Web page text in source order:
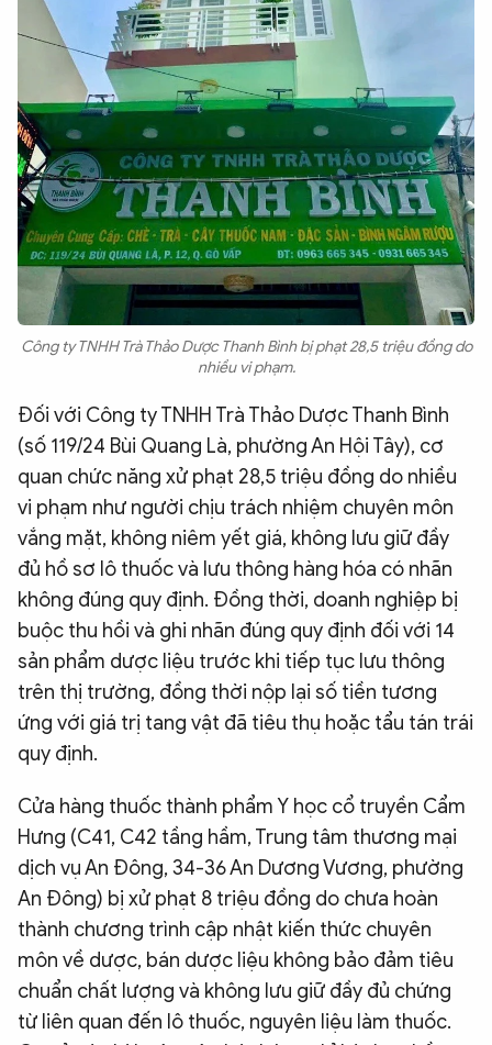
Công ty TNHH Trà Thảo Dược Thanh Bình bị phạt 28,5 triệu đồng do
nhiều vi phạm.
Đối với Công ty TNHH Trà Thảo Dược Thanh Bình
(số 119/24 Bùi Quang Là, phường An Hội Tây), cơ
quan chức năng xử phạt 28,5 triệu đồng do nhiều
vi phạm như người chịu trách nhiệm chuyên môn
vắng mặt, không niêm yết giá, không lưu giữ đầy
đủ hồ sơ lô thuốc và lưu thông hàng hóa có nhãn
không đúng quy định. Đồng thời, doanh nghiệp bị
buộc thu hồi và ghi nhãn đúng quy định đối với 14
sản phẩm dược liệu trước khi tiếp tục lưu thông
trên thị trường, đồng thời nộp lại số tiền tương
ứng với giá trị tang vật đã tiêu thụ hoặc tẩu tán trái
quy định.
Cửa hàng thuốc thành phẩm Y học cổ truyền Cẩm
Hưng (C41, C42 tầng hầm, Trung tâm thương mại
dịch vụ An Đông, 34-36 An Dương Vương, phường
An Đông) bị xử phạt 8 triệu đồng do chưa hoàn
thành chương trình cập nhật kiến thức chuyên
môn về dược, bán dược liệu không bảo đảm tiêu
chuẩn chất lượng và không lưu giữ đầy đủ chứng
từ liên quan đến lô thuốc, nguyên liệu làm thuốc.